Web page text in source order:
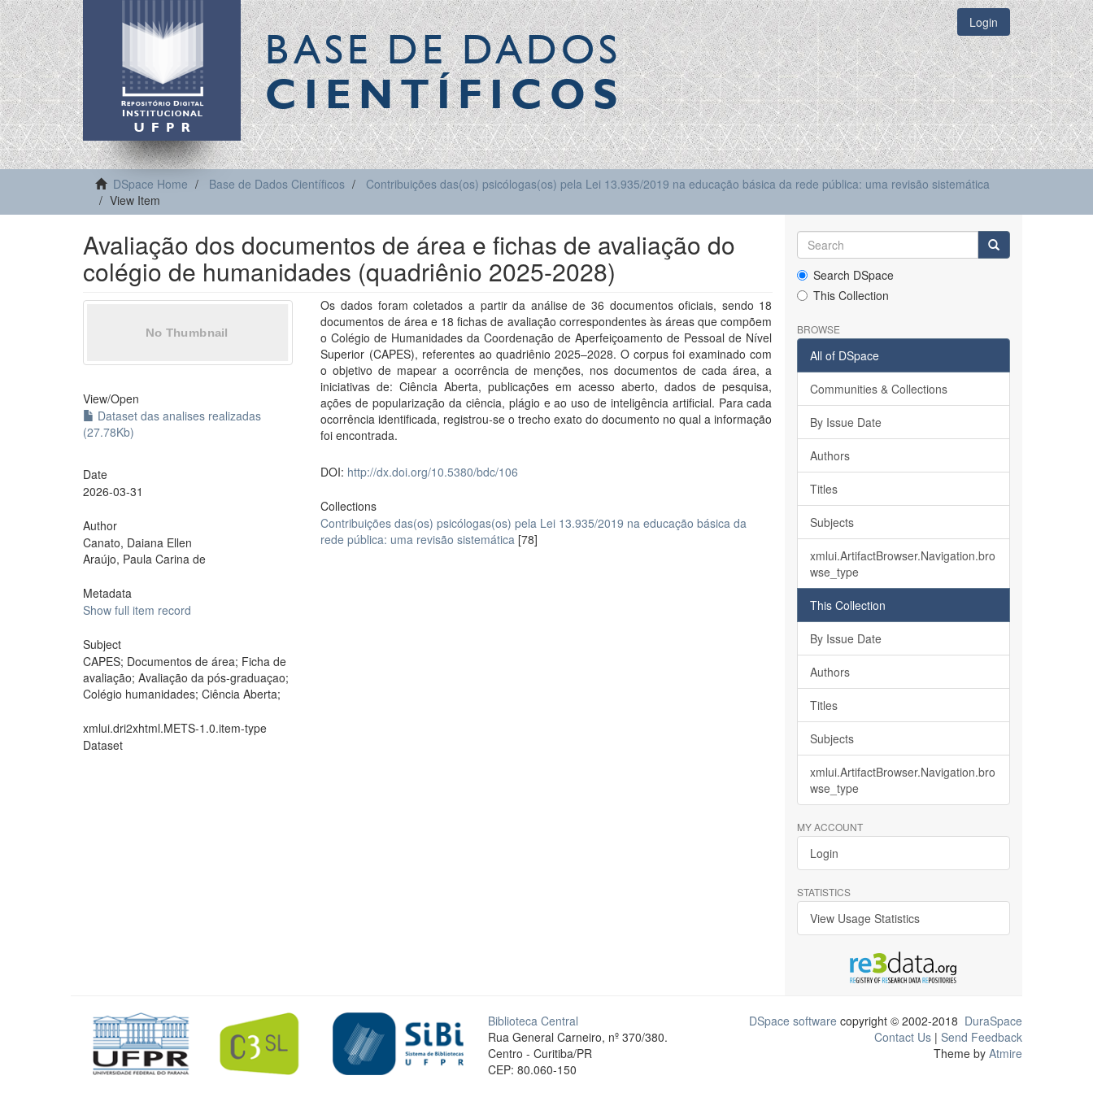
BASE DE DADOS
CIENTÍFICOS
Login
DSpace Home Base de Dados Científicos
Contribuições das(os) psicólogas(os) pela Lei 13.935/2019 na educação básica da rede pública: uma revisão sistemática
View Item
Avaliação dos documentos de área e fichas de avaliação do
colégio de humanidades (quadriênio 2025-2028)
View/Open
Dataset das analises realizadas
(27.78Kb)
Date
2026-03-31
Author
Canato, Daiana Ellen
Araújo, Paula Carina de
Metadata
Show full item record
Subject
CAPES; Documentos de área; Ficha de
avaliação; Avaliação da pós-graduaçao;
Colégio humanidades; Ciência Aberta;
xmlui.dri2xhtml.METS-1.0.item-type
Dataset
Os dados foram coletados a partir da análise de 36 documentos oficiais, sendo 18
documentos de área e 18 fichas de avaliação correspondentes às áreas que compõem
o Colégio de Humanidades da Coordenação de Aperfeiçoamento de Pessoal de Nível
Superior (CAPES), referentes ao quadriênio 2025–2028. O corpus foi examinado com
o objetivo de mapear a ocorrência de menções, nos documentos de cada área, a
iniciativas de: Ciência Aberta, publicações em acesso aberto, dados de pesquisa,
ações de popularização da ciência, plágio e ao uso de inteligência artificial. Para cada
ocorrência identificada, registrou-se o trecho exato do documento no qual a informação
foi encontrada.
DOI: http://dx.doi.org/10.5380/bdc/106
Collections
Contribuições das(os) psicólogas(os) pela Lei 13.935/2019 na educação básica da
rede pública: uma revisão sistemática [78]
Search DSpace
This Collection
BROWSE
All of DSpace
Communities & Collections
By Issue Date
Authors
Titles
Subjects
xmlui.ArtifactBrowser.Navigation.bro
wse_type
This Collection
By Issue Date
Authors
Titles
Subjects
xmlui.ArtifactBrowser.Navigation.bro
wse_type
MY ACCOUNT
Login
STATISTICS
View Usage Statistics
Biblioteca Central
Rua General Carneiro, nº 370/380.
Centro - Curitiba/PR
CEP: 80.060-150
DSpace software copyright © 2002-2018 DuraSpace
Contact Us | Send Feedback
Theme by Atmire